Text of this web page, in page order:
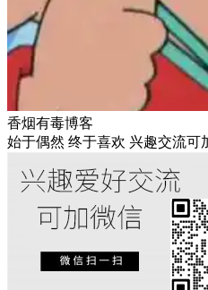
香烟有毒博客
始于偶然 终于喜欢 兴趣交流可